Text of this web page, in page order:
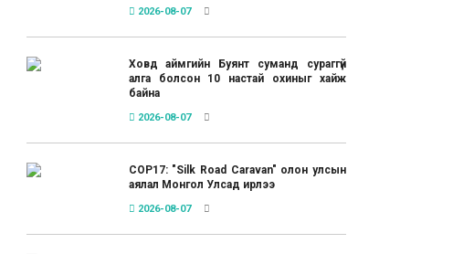
2026-08-07
Ховд аймгийн Буянт суманд сураггүй
алга болсон 10 настай охиныг хайж
байна
2026-08-07
COP17: "Silk Road Caravan" олон улсын
аялал Монгол Улсад ирлээ
2026-08-07